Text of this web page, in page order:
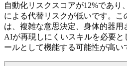
自動化リスクスコアが12%であ
による代替リスクが低いです。こ
は、複雑な意思決定、身体的器用
AIが再現しにくいスキルを必要
ールとして機能する可能性が高い